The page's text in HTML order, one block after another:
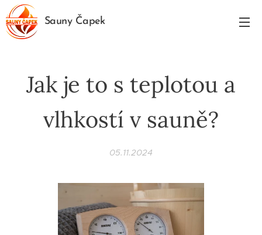
Sauny Čapek
Jak je to s teplotou a
vlhkostí v sauně?
05.11.2024